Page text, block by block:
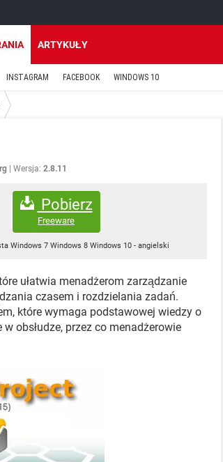
ARTYKUŁY
INSTAGRAM FACEBOOK WINDOWS 10
Wersja: 2.8.11
Pobierz
Freeware
Windows 7 Windows 8 Windows 10-angielski
ułatwia menadżerom zarządzanie
czasem i rozdzielania zadań.
które wymaga podstawowej wiedzy o
obsłudze, przez co menadżerowie